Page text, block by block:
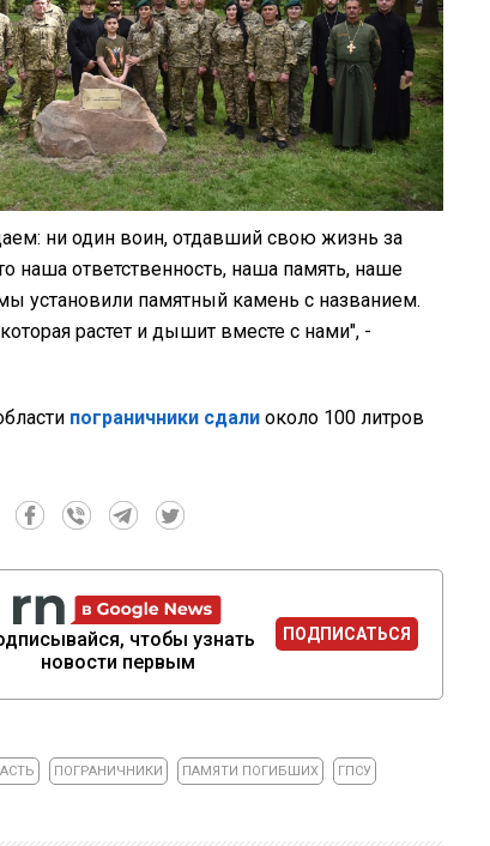
ни один воин, отдавший свою жизнь за
наша ответственность, наша память, наше
установили памятный камень с названием.
растет и дышит вместе с нами", -
пограничники сдали около 100 литров
чтобы узнать
новости первым
ПОДПИСАТЬСЯ
ПОГРАНИЧНИКИ ПАМЯТИ ПОГИБШИХ ГПСУ